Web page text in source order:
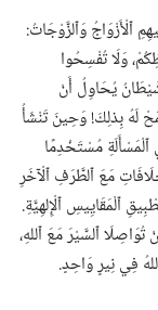
ٱلْأَزْوَاجُ وَٱلزَّوْجَاتُ:‏
وَلَا تُفْسِحُوا
يُحَاوِلُ أَنْ
لَهُ بِذلِكَ!‏ وَحِينَ تَنْشَأُ
مُسْتَخْدِمًا
مَعَ ٱلطَّرَفِ ٱلْآخَرِ
ٱلْمَقَايِيسِ ٱلْإِلهِيَّةِ.‏
ٱلسَّيْرَ مَعَ ٱللهِ،‏
فِي نِيرٍ وَاحِدٍ.‏